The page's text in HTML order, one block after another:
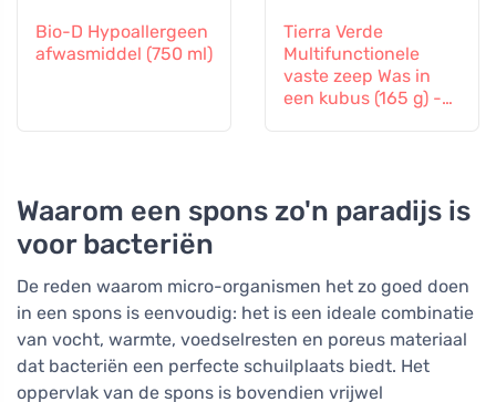
Bio-D Hypoallergeen
afwasmiddel (750 ml)
Tierra Verde
Multifunctionele
vaste zeep Was in
een kubus (165 g) -
Waarom een spons zo'n paradijs is
voor bacteriën
De reden waarom micro-organismen het zo goed doen
in een spons is eenvoudig: het is een ideale combinatie
van vocht, warmte, voedselresten en poreus materiaal
dat bacteriën een perfecte schuilplaats biedt. Het
oppervlak van de spons is bovendien vrijwel